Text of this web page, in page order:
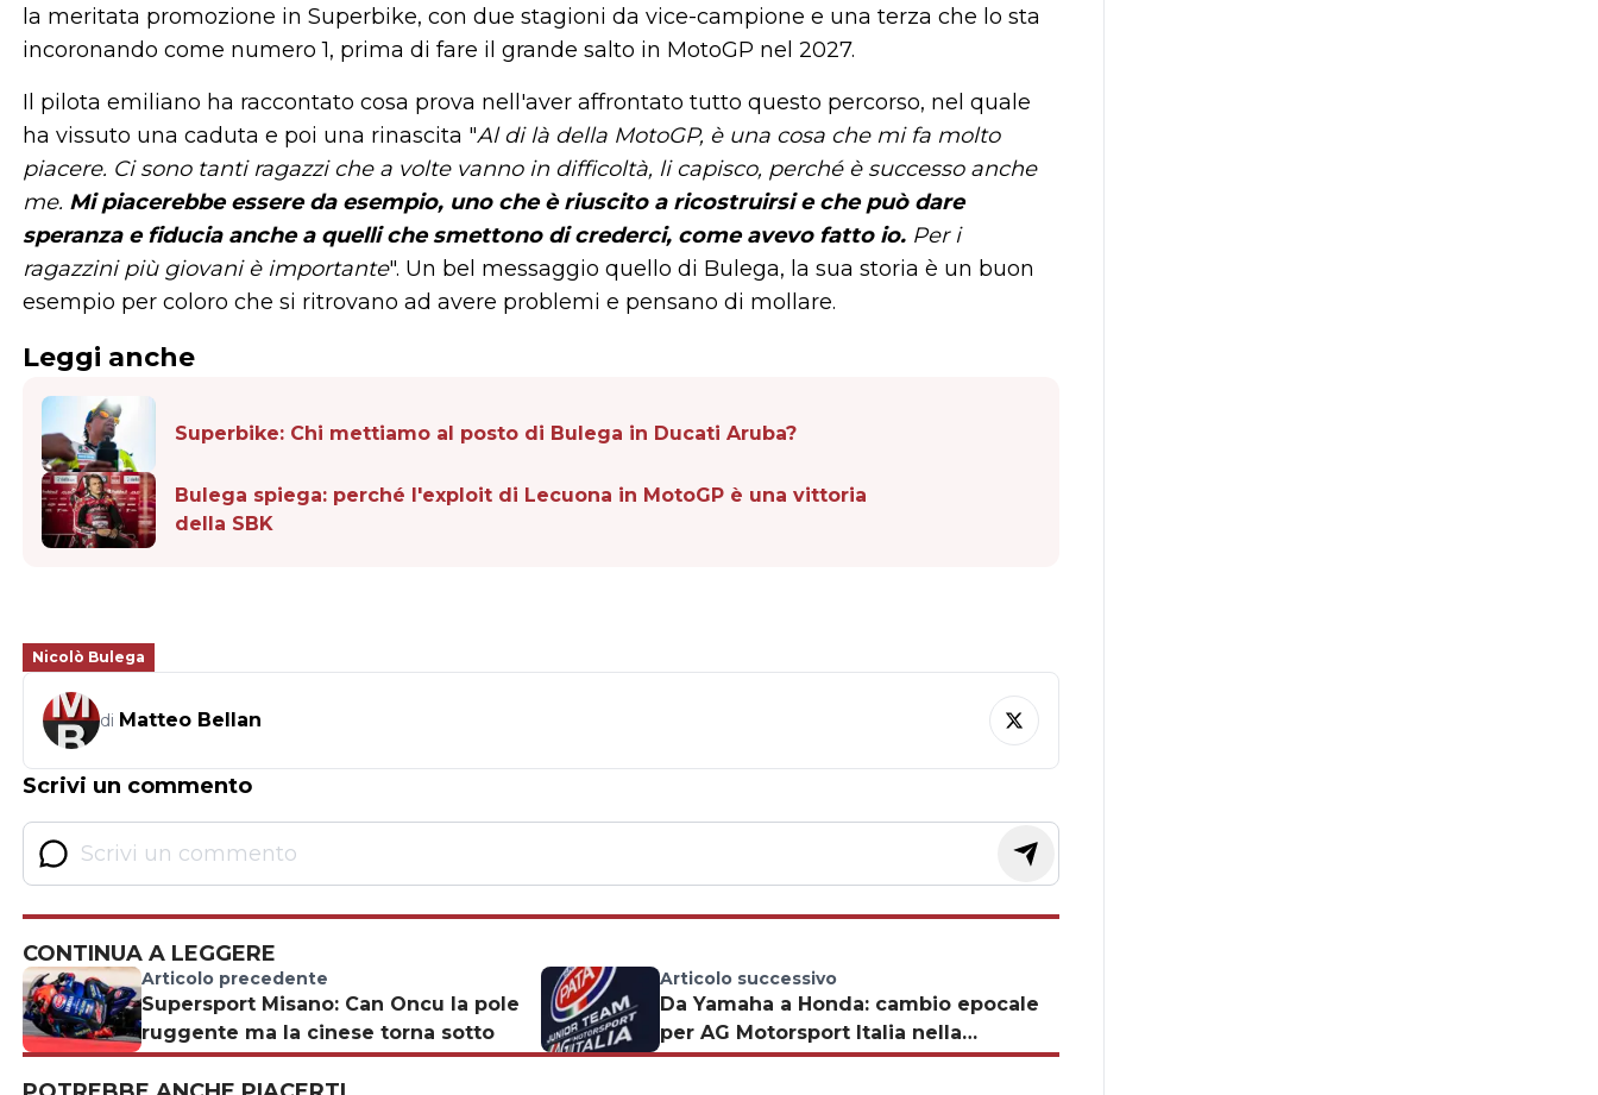
la meritata promozione in Superbike, con due stagioni da vice-campione e una terza che lo sta
incoronando come numero 1, prima di fare il grande salto in MotoGP nel 2027.
Il pilota emiliano ha raccontato cosa prova nell'aver affrontato tutto questo percorso, nel quale
ha vissuto una caduta e poi una rinascita "Al di là della MotoGP, è una cosa che mi fa molto
piacere. Ci sono tanti ragazzi che a volte vanno in difficoltà, li capisco, perché è successo anche
me. Mi piacerebbe essere da esempio, uno che è riuscito a ricostruirsi e che può dare
speranza e fiducia anche a quelli che smettono di crederci, come avevo fatto io. Per i
ragazzini più giovani è importante". Un bel messaggio quello di Bulega, la sua storia è un buon
esempio per coloro che si ritrovano ad avere problemi e pensano di mollare.
Leggi anche
Superbike: Chi mettiamo al posto di Bulega in Ducati Aruba?
Bulega spiega: perché l'exploit di Lecuona in MotoGP è una vittoria
della SBK
Nicolò Bulega
di Matteo Bellan
Scrivi un commento
CONTINUA A LEGGERE
Articolo precedente
Supersport Misano: Can Oncu la pole
ruggente ma la cinese torna sotto
Articolo successivo
Da Yamaha a Honda: cambio epocale
per AG Motorsport Italia nella
Sportbike